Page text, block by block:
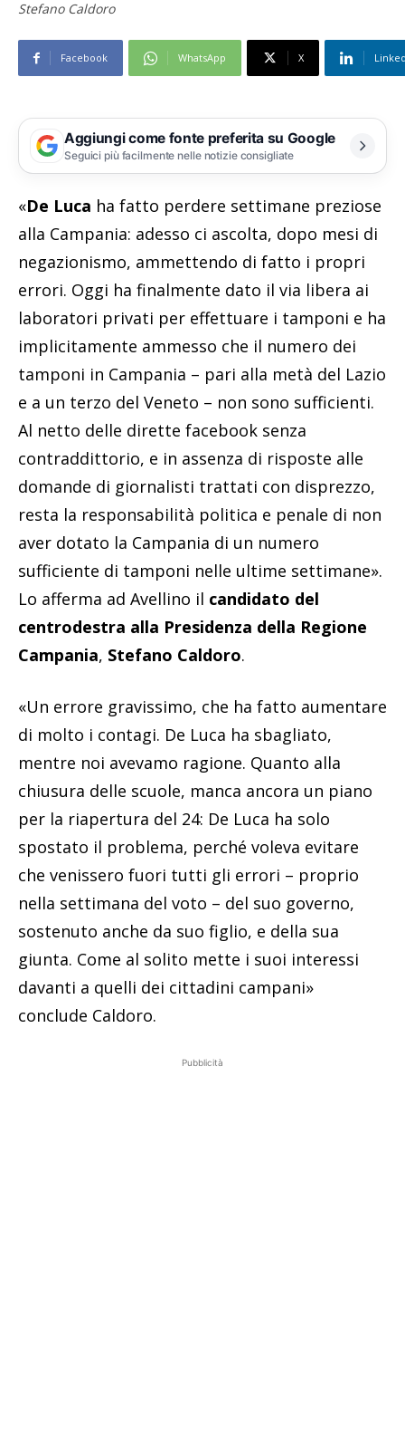
Stefano Caldoro
Facebook WhatsApp X
Aggiungi come fonte preferita su Google
Seguici più facilmente nelle notizie consigliate
«De Luca ha fatto perdere settimane preziose
alla Campania: adesso ci ascolta, dopo mesi di
negazionismo, ammettendo di fatto i propri
errori. Oggi ha finalmente dato il via libera ai
laboratori privati per effettuare i tamponi e ha
implicitamente ammesso che il numero dei
tamponi in Campania – pari alla metà del Lazio
e a un terzo del Veneto – non sono sufficienti.
Al netto delle dirette facebook senza
contraddittorio, e in assenza di risposte alle
domande di giornalisti trattati con disprezzo,
resta la responsabilità politica e penale di non
aver dotato la Campania di un numero
sufficiente di tamponi nelle ultime settimane».
Lo afferma ad Avellino il candidato del
centrodestra alla Presidenza della Regione
Campania, Stefano Caldoro.
«Un errore gravissimo, che ha fatto aumentare
di molto i contagi. De Luca ha sbagliato,
mentre noi avevamo ragione. Quanto alla
chiusura delle scuole, manca ancora un piano
per la riapertura del 24: De Luca ha solo
spostato il problema, perché voleva evitare
che venissero fuori tutti gli errori – proprio
nella settimana del voto – del suo governo,
sostenuto anche da suo figlio, e della sua
giunta. Come al solito mette i suoi interessi
davanti a quelli dei cittadini campani»
conclude Caldoro.
Pubblicità